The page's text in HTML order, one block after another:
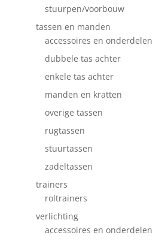
stuurpen/voorbouw
tassen en manden
accessoires en onderdelen
dubbele tas achter
enkele tas achter
manden en kratten
overige tassen
rugtassen
stuurtassen
zadeltassen
trainers
roltrainers
verlichting
accessoires en onderdelen